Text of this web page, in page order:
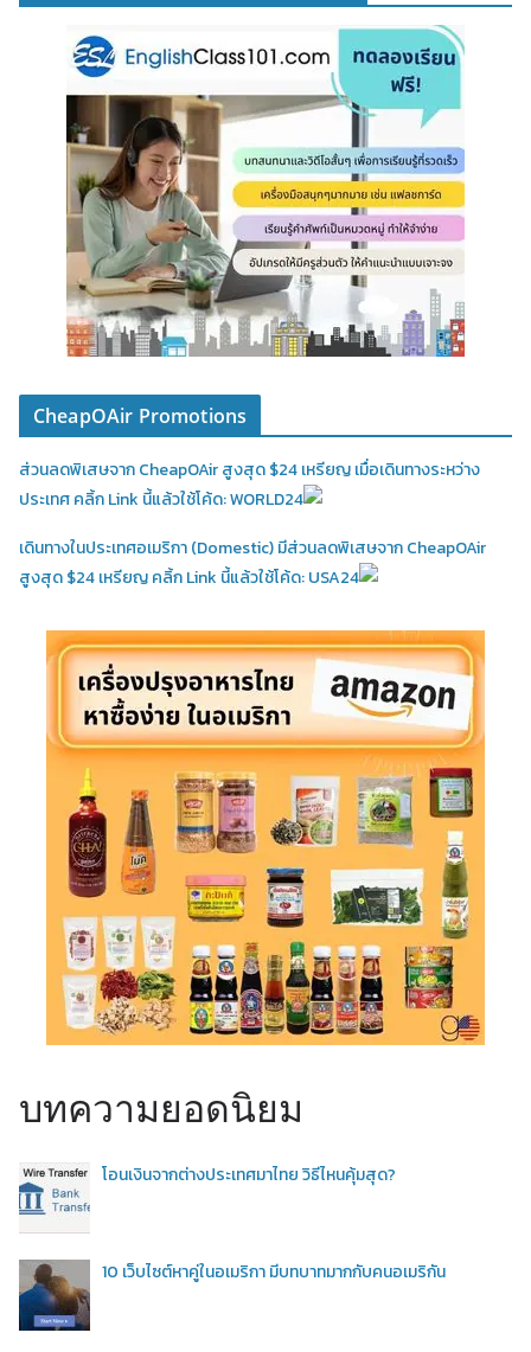
CheapOAir Promotions
ส่วนลดพิเสษจาก CheapOAir สูงสุด $24 เหรียญ เมื่อเดินทางระหว่าง
ประเทศ คลิ้ก Link นี้แล้วใช้โค้ด: WORLD24
เดินทางในประเทศอเมริกา (Domestic)มีส่วนลดพิเสษจาก CheapOAir
สูงสุด $24 เหรียญ คลิ้ก Link นี้แล้วใช้โค้ด: USA24
บทความยอดนิยม
โอนเงินจากต่างประเทศมาไทย วิธีไหนคุ้มสุด?
10 เว็บไซต์หาคู่ในอเมริกา มีบทบาทมากกับคนอเมริกัน